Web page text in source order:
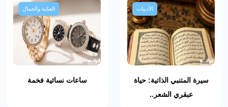
الأدبيات
سيرة المتنبي الذاتية: حياة
عبقري الشعر..
العناية والجمال
ساعات نسائية فخمة